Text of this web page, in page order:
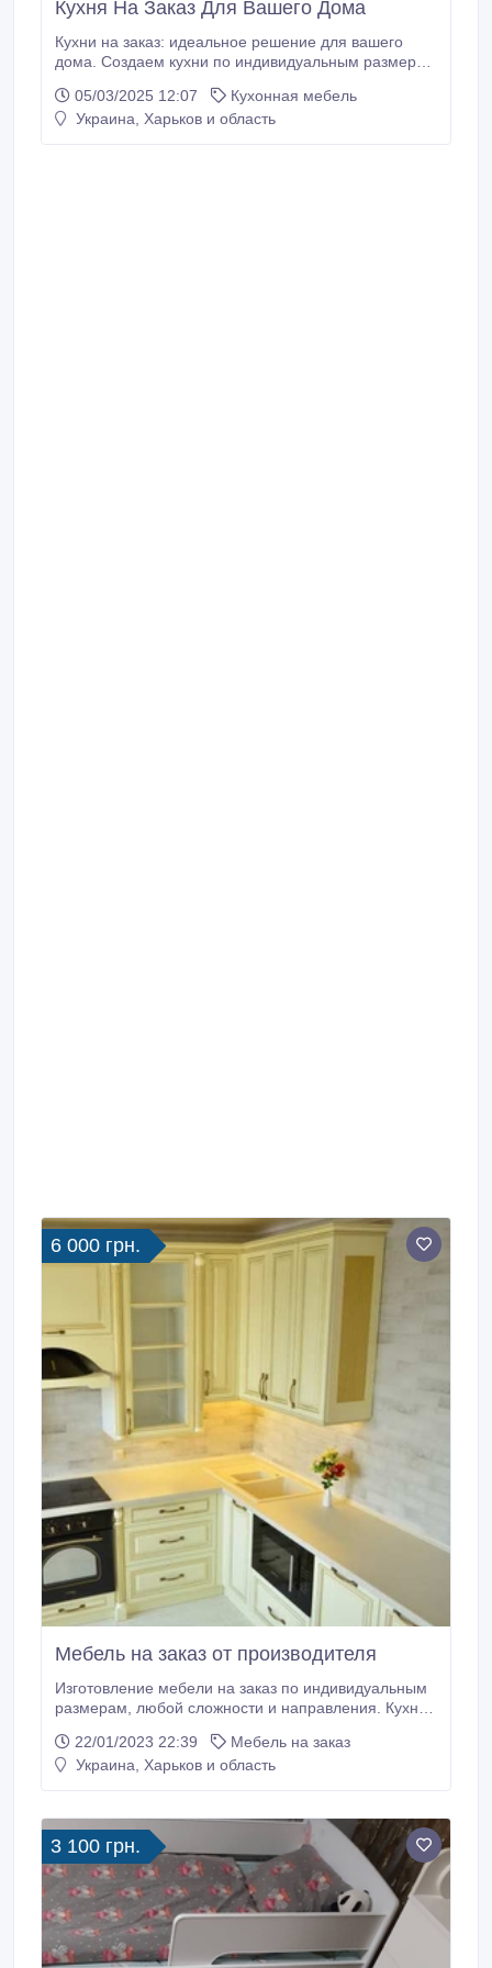
Кухня На Заказ Для Вашего Дома
Кухни на заказ: идеальное решение для вашего
дома. Создаем кухни по индивидуальным размерам
фурнитуры. Бесплатный замер и дизайн-проект.
Гарантия качества. Тел.:0637826737 Сайт:
05/03/2025 12:07
Кухонная мебель
Украина, Харьков и область
6 000 грн.
Мебель на заказ от производителя
Изготовление мебели на заказ по индивидуальным
размерам, любой сложности и направления. Кухни,
Просчет по чертежам, фото, рисункам. Для
удобства можете присылать на V і b е r, на номер
22/01/2023 22:39
Мебель на заказ
Украина, Харьков и область
3 100 грн.